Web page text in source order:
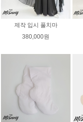
제작 입시 풀치마
380,000원